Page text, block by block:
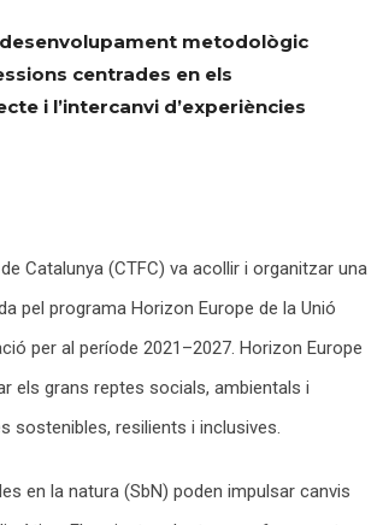
metodològic
centrades en els
i l’intercanvi d’experiències
Catalunya (CTFC) va acollir i organitzar una
pel programa Horizon Europe de la Unió
per al període 2021–2027. Horizon Europe
els grans reptes socials, ambientals i
sostenibles, resilients i inclusives.
en la natura (SbN) poden impulsar canvis